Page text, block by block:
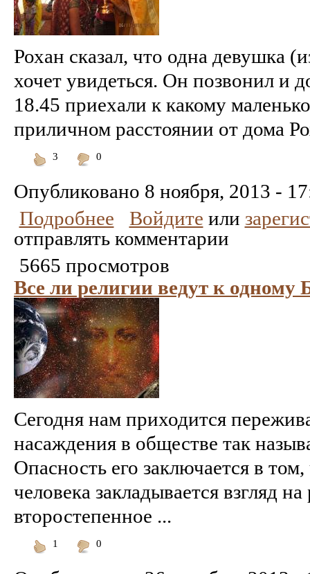
Рохан сказал, что одна девушка
хочет увидеться. Он позвонил и
18.45 приехали к какому
приличном расстоянии от дома
3
0
Опубликовано 8 ноября, 2013 -
Подробнее
Войдите или
отправлять комментарии
5665 просмотров
Все ли религии ведут к одному
Сегодня нам приходится
насаждения в обществе так
Опасность его заключается в
человека закладывается взгляд
второстепенное ...
1
0